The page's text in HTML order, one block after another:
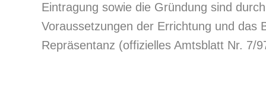
Eintragung sowie die Gründung sind
Voraussetzungen der Errichtung und das
Repräsentanz (offizielles Amtsblatt Nr. 7/